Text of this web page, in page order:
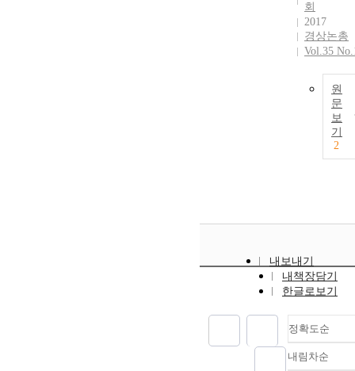
회
2017
경상논총
Vol.35
원
문
보
기
2
내보내기
내책장담기
한글로보기
정확도순
정확
내림차순